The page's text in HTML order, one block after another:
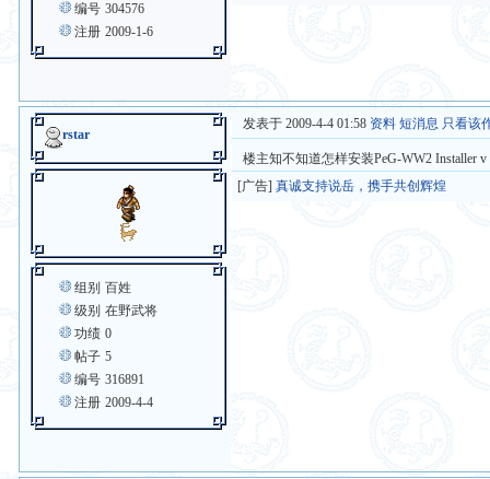
编号 304576
注册 2009-1-6
rstar
组别 百姓
级别 在野武将
功绩 0
帖子 5
编号 316891
注册 2009-4-4
发表于 2009-4-4 01:58 资料 短消息 只看该
楼主知不知道怎样安装PeG-WW2 Installer
[广告]真诚支持说岳，携手共创辉煌